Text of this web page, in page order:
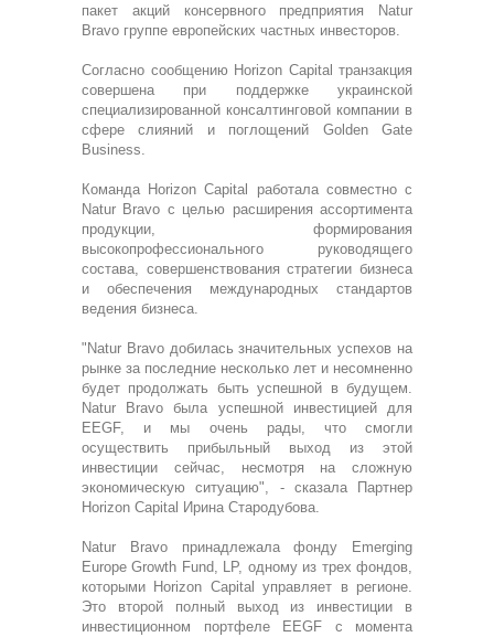
пакет акций консервного предприятия Natur
Bravo группе европейских частных инвесторов.
Согласно сообщению Horizon Сapital транзакция
совершена при поддержке украинской
специализированной консалтинговой компании в
сфере слияний и поглощений Golden Gate
Business.
Команда Horizon Capital работала совместно с
Natur Bravo с целью расширения ассортимента
продукции, формирования
высокопрофессионального руководящего
состава, совершенствования стратегии бизнеса
и обеспечения международных стандартов
ведения бизнеса.
"Natur Bravo добилась значительных успехов на
рынке за последние несколько лет и несомненно
будет продолжать быть успешной в будущем.
Natur Bravo была успешной инвестицией для
EEGF, и мы очень рады, что смогли
осуществить прибыльный выход из этой
инвестиции сейчас, несмотря на сложную
экономическую ситуацию", - сказала Партнер
Horizon Capital Ирина Стародубова.
Natur Bravo принадлежала фонду Emerging
Europe Growth Fund, LP, одному из трех фондов,
которыми Horizon Capital управляет в регионе.
Это второй полный выход из инвестиции в
инвестиционном портфеле EEGF с момента